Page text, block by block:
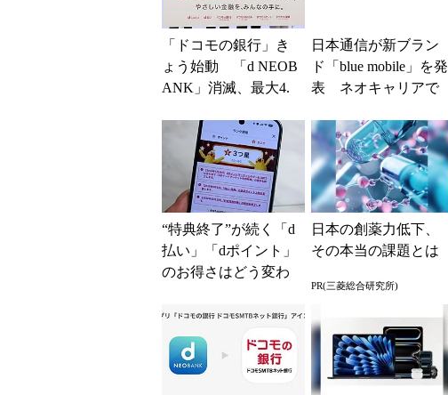
「ドコモの銀行」き
ょう始動 「d NEOB
ANK」消滅、最大4.
日本通信が新ブラン
ド「blue mobile」を発
表 ネオキャリアで
“特典終了”が続く「d
払い」「dポイント」
のお得さはどう変わ
「dカード」の利用が
得...
日本の創薬力低下、
その本当の課題とは
PR(三菱総合研究所)